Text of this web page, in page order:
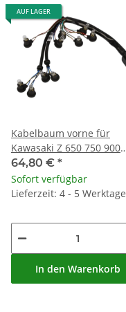
AUF LAGER
Kabelbaum vorne für
Kawasaki Z 650 750 900
1000 # 25011-049
64,80 € *
Sofort verfügbar
Lieferzeit: 4 - 5 Werktage
In den Warenkorb